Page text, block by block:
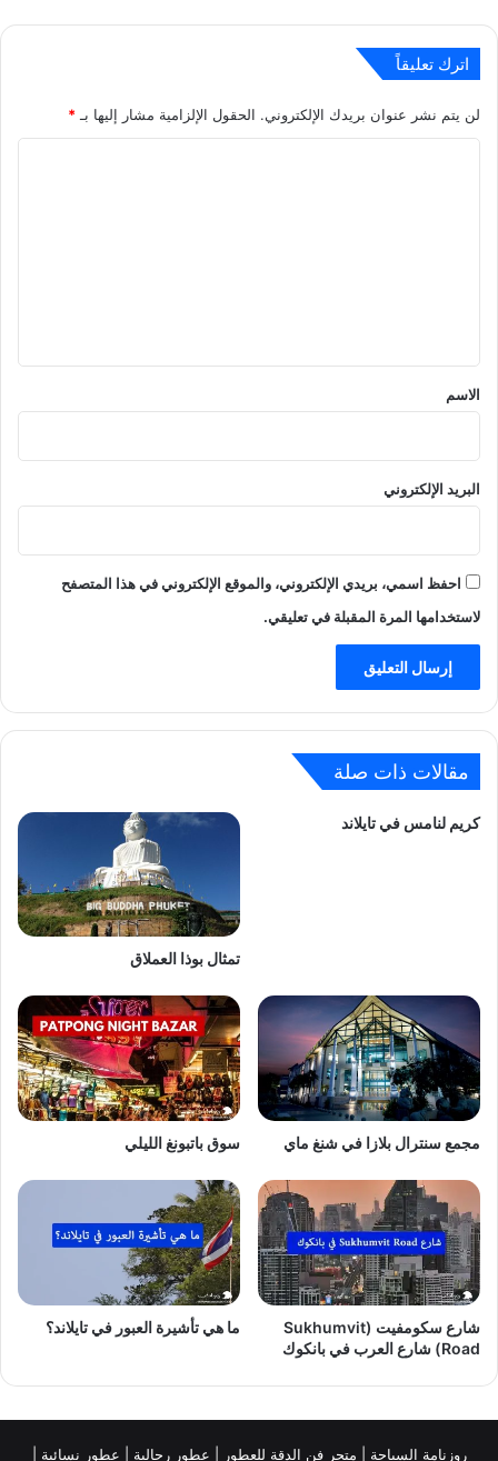
اترك تعليقاً
لن يتم نشر عنوان بريدك الإلكتروني. الحقول الإلزامية مشار إليها بـ *
*
الاسم
البريد الإلكتروني
احفظ اسمي، بريدي الإلكتروني، والموقع الإلكتروني في هذا المتصفح
لاستخدامها المرة المقبلة في تعليقي.
مقالات ذات صلة
كريم لنامس في تايلاند
تمثال بوذا العملاق
مجمع سنترال بلازا في شنغ ماي سوق باتبونغ الليلي
شارع سكومفيت (Sukhumvit
Road) شارع العرب في بانكوك
ما هي تأشيرة العبور في تايلاند؟
روزنامة السياحة متجر فن الدقة للعطور عطور رجالية عطور نسائية